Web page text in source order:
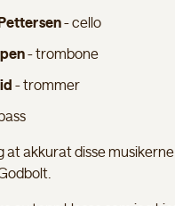
- cello
- trombone
- trommer
at akkurat disse